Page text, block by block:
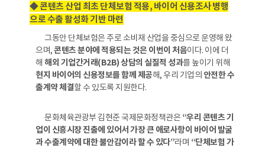
◆ 콘텐츠 산업 최초 단체보험 적용, 바이어 신용조사 병행
으로 수출 활성화 기반 마련
그동안 단체보험은 주로 소비재 산업을 중심으로 운영해 왔
으며,콘텐츠 분야에 적용되는 것은 이번이 처음이다. 이에 더
해 해외 기업간거래(B2B) 상담의 실질적 성과를 높이기 위해
현지 바이어의 신용정보를 함께 제공해, 우리 기업의 안전한 수
출계약 체결할 수 있도록 지원한다.
문화체육관광부 김현준 국제문화정책관은 “우리 콘텐츠 기
업이 신흥시장 진출에 있어서 가장 큰 애로사항이 바이어 발굴
과 수출계약에 대한 불안감이라 할 수 있다”라며 “단체보험 가